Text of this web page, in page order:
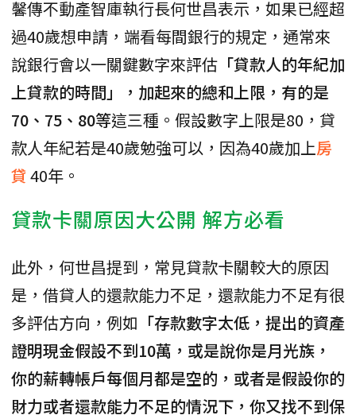
馨傳不動產智庫執行長何世昌表示，如果已經超
過40歲想申請，端看每間銀行的規定，通常來
說銀行會以一關鍵數字來評估 「貸款人的年紀加
上貸款的時間」，加起來的總和上限，有的是
70、75、80等這三種。假設數字上限是80，貸
款人年紀若是40歲勉強可以，因為40歲加上房
貸40年。
貸款卡關原因大公開 解方必看
此外，何世昌提到，常見貸款卡關較大的原因
是，借貸人的還款能力不足，還款能力不足有很
多評估方向，例如 「存款數字太低，提出的資產
證明現金假設不到10萬，或是說你是月光族，
你的薪轉帳戶每個月都是空的，或者是假設你的
財力或者還款能力不足的情況下，你又找不到保